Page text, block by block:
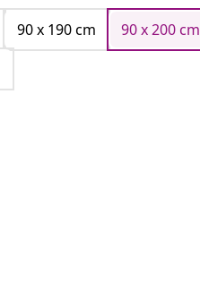
90 x 190 cm
90 x 200 cm